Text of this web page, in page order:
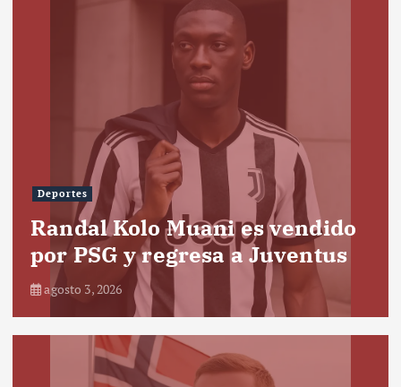
Deportes
Randal Kolo Muani es vendido
por PSG y regresa a Juventus
agosto 3, 2026